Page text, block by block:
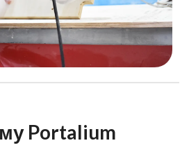
Portalium